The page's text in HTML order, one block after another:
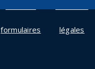
formulaires légales